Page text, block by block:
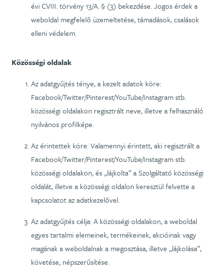
évi CVIII. törvény 13/A. § (3) bekezdése. Jogos érdek a
weboldal megfelelő üzemeltetése, támadások, csalások
elleni védelem.
Közösségi oldalak
Az adatgyűjtés ténye, a kezelt adatok köre:
Facebook/Twitter/Pinterest/YouTube/Instagram stb.
közösségi oldalakon regisztrált neve, illetve a felhasználó
nyilvános profilképe.
Az érintettek köre: Valamennyi érintett, aki regisztrált a
Facebook/Twitter/Pinterest/YouTube/Instagram stb.
közösségi oldalakon, és „lájkolta” a Szolgáltató közösségi
oldalát, illetve a közösségi oldalon keresztül felvette a
kapcsolatot az adatkezelővel.
Az adatgyűjtés célja: A közösségi oldalakon, a weboldal
egyes tartalmi elemeinek, termékeinek, akcióinak vagy
magának a weboldalnak a megosztása, illetve „lájkolása”,
követése, népszerűsítése.